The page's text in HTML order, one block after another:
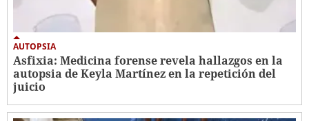
AUTOPSIA
Asfixia: Medicina forense revela hallazgos en la
autopsia de Keyla Martínez en la repetición del
juicio